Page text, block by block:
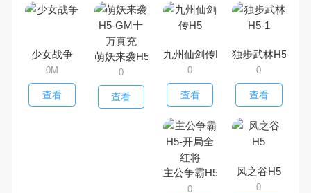
少女战争
0M
查看
萌妖来袭H5-GM十万真充
0
查看
九州仙剑传H5
0
查看
独步武林H5-1
0
查看
主公争霸H5-开局全红将
0
风之谷H5
0